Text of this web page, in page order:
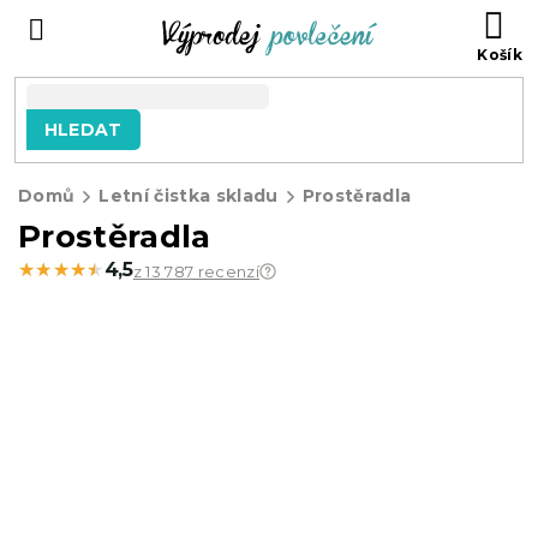
HLEDAT
Domů Letní čistka skladu Prostěradla
Prostěradla
★★★★★
★★★★★ 4,5z 13 787 recenzí